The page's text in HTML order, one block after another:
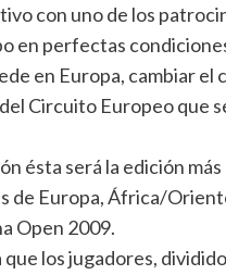
con uno de los
en perfectas
en Europa, cambiar
Circuito Europeo que
ésta será la edición
de Europa, África/
Open 2009.
los jugadores,